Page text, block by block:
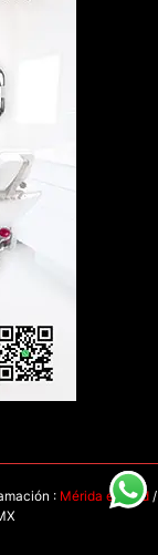
: Mérida en Red /